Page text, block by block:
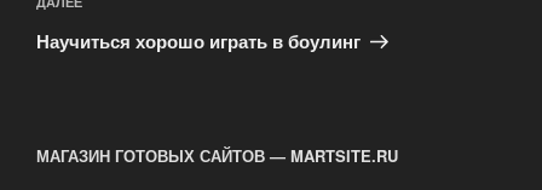
Следующая
запись
Научиться хорошо играть в боулинг
МАГАЗИН ГОТОВЫХ САЙТОВ — MARTSITE.RU